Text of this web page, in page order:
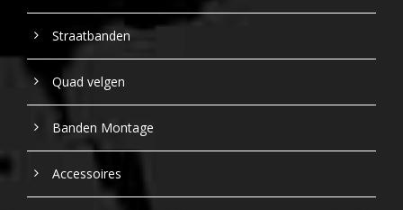
Straatbanden
Quad velgen
Banden Montage
Accessoires